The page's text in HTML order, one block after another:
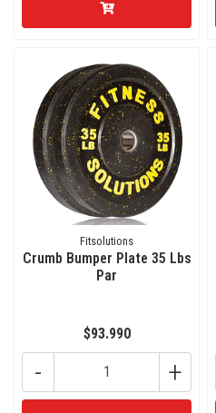
Fitsolutions
Crumb Bumper Plate 35 Lbs
Par
$93.990
+
-